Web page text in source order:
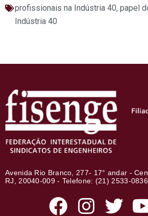
profissionais na Indústria 40, papel
Indústria 40
Avenida Rio Branco, 277- 17° andar -
RJ, 20040-009 - Telefone: (21) 2533-0836